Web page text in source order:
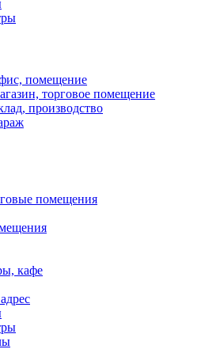
помещение
торговое помещение
производство
помещения
кафе